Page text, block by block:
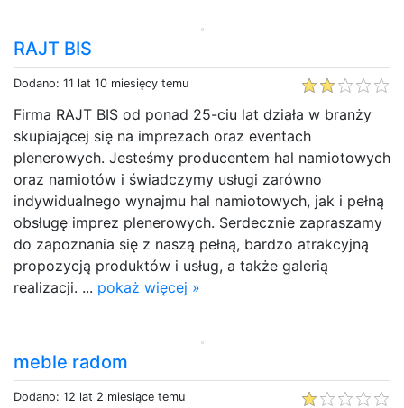
RAJT BIS
Dodano: 11 lat 10 miesięcy temu
Firma RAJT BIS od ponad 25-ciu lat działa w branży
skupiającej się na imprezach oraz eventach
plenerowych. Jesteśmy producentem hal namiotowych
oraz namiotów i świadczymy usługi zarówno
indywidualnego wynajmu hal namiotowych, jak i pełną
obsługę imprez plenerowych. Serdecznie zapraszamy
do zapoznania się z naszą pełną, bardzo atrakcyjną
propozycją produktów i usług, a także galerią
realizacji. ... pokaż więcej »
meble radom
Dodano: 12 lat 2 miesiące temu